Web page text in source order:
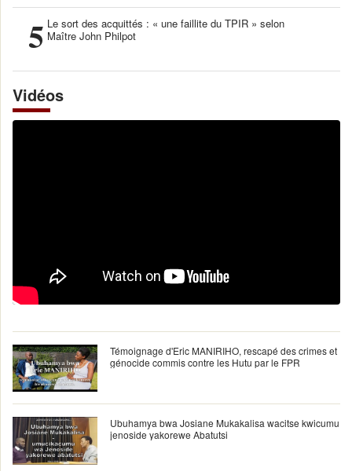
5 Le sort des acquittés : « une faillite du TPIR » selon
Maître John Philpot
Vidéos
Témoignage d'Eric MANIRIHO, rescapé des crimes et
génocide commis contre les Hutu par le FPR
Ubuhamya bwa Josiane Mukakalisa wacitse kwicumu
jenoside yakorewe Abatutsi